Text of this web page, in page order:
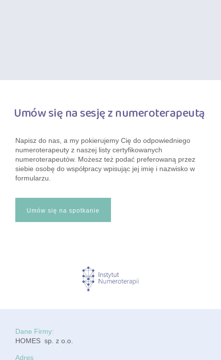
Umów się na sesję z numeroterapeutą
Napisz do nas, a my pokierujemy Cię do odpowiedniego
numeroterapeuty z naszej listy certyfikowanych
numeroterapeutów. Możesz też podać preferowaną przez
siebie osobę do współpracy wpisując jej imię i nazwisko w
formularzu.
Umów się na spotkanie
Dane Firmy:
HOMES sp. z o.o.
Adres